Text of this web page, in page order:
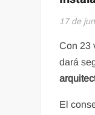
17 de
Con 23
dará
El